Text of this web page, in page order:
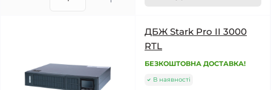
ДБЖ Stark Pro II 3000
RTL
БЕЗКОШТОВНА ДОСТАВКА!
В наявності